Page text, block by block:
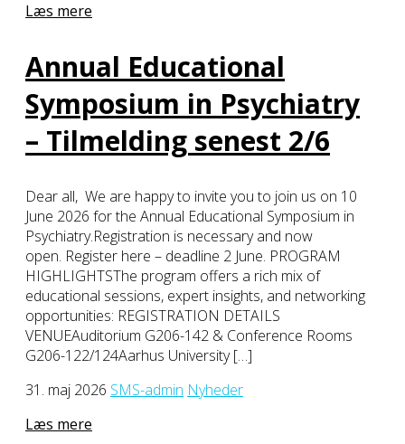
Læs mere
Annual Educational
Symposium in Psychiatry
– Tilmelding senest 2/6
Dear all, We are happy to invite you to join us on 10
June 2026 for the Annual Educational Symposium in
Psychiatry.Registration is necessary and now
open. Register here – deadline 2 June. PROGRAM
HIGHLIGHTSThe program offers a rich mix of
educational sessions, expert insights, and networking
opportunities: REGISTRATION DETAILS
VENUEAuditorium G206-142 & Conference Rooms
G206-122/124Aarhus University […]
31. maj 2026 SMS-admin Nyheder
Læs mere